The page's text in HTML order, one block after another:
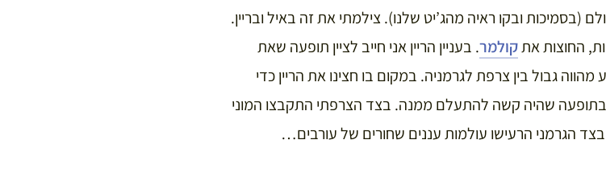
(בסמיכות ובקו ראיה מהג’יט שלנו). צילמתי את זה באיל ובריין.
החוצות אתקולמר. בעניין הריין אני חייב לציין תופעה שאת
גבול בין צרפת לגרמניה. במקום בו חצינו את הריין כדי
בתופעה שהיה קשה להתעלם ממנה. בצד הצרפתי התקבצו המוני
הגרמני הרעישו עולמות עננים שחורים של עורבים…